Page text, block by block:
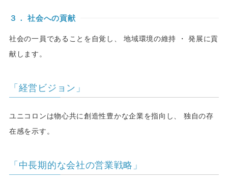
３． 社会への貢献
社会の一員であることを自覚し、 地域環境の維持 ・ 発展に貢
献します。
「経営ビジョン」
ユニコロンは物心共に創造性豊かな企業を指向し、 独自の存
在感を示す。
「中長期的な会社の営業戦略」